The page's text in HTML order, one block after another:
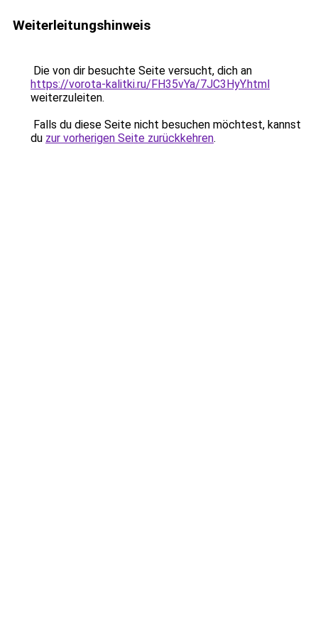
Weiterleitungshinweis
Die von dir besuchte Seite versucht, dich an
https://vorota-kalitki.ru/FH35vYa/7JC3HyY.html
weiterzuleiten.
Falls du diese Seite nicht besuchen möchtest, kannst
du zur vorherigen Seite zurückkehren.